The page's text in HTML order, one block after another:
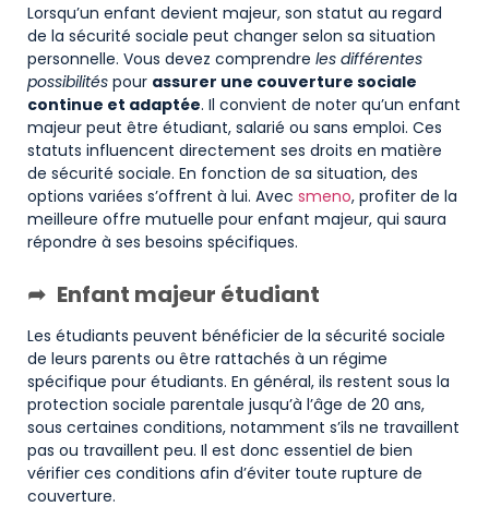
Lorsqu’un enfant devient majeur, son statut au regard
de la sécurité sociale peut changer selon sa situation
personnelle. Vous devez comprendre les différentes
possibilités pour assurer une couverture sociale
continue et adaptée. Il convient de noter qu’un enfant
majeur peut être étudiant, salarié ou sans emploi. Ces
statuts influencent directement ses droits en matière
de sécurité sociale. En fonction de sa situation, des
options variées s’offrent à lui. Avec smeno, profiter de la
meilleure offre mutuelle pour enfant majeur, qui saura
répondre à ses besoins spécifiques.
Enfant majeur étudiant
Les étudiants peuvent bénéficier de la sécurité sociale
de leurs parents ou être rattachés à un régime
spécifique pour étudiants. En général, ils restent sous la
protection sociale parentale jusqu’à l’âge de 20 ans,
sous certaines conditions, notamment s’ils ne travaillent
pas ou travaillent peu. Il est donc essentiel de bien
vérifier ces conditions afin d’éviter toute rupture de
couverture.